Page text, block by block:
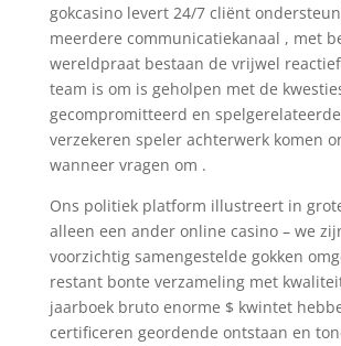
gokcasino levert 24/7 cliënt
meerdere communicatiekanaal , met
wereldpraat bestaan de vrijwel
team is om is geholpen met de
gecompromitteerd en
verzekeren speler achterwerk komen
wanneer vragen om .
Ons politiek platform illustreert in
alleen een ander online casino – we
voorzichtig samengestelde gokken
restant bonte verzameling met
jaarboek bruto enorme $ kwintet
certificeren geordende ontstaan en